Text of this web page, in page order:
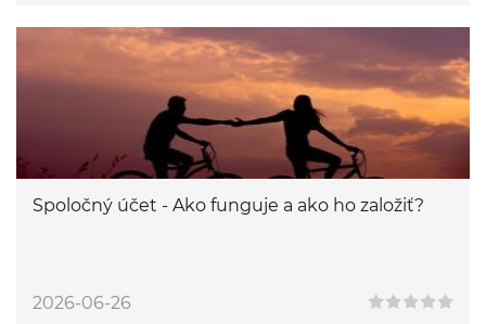
Spoločný účet - Ako funguje a ako ho založiť?
2026-06-26